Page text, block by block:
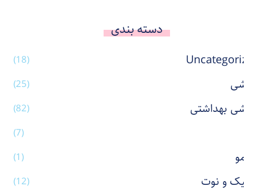
دسته بندی
Uncategorized
(18)
آرایشی (25)
آرایشی بهداشتی (82)
(7)
اتو مو (1)
استیک و نوت (12)